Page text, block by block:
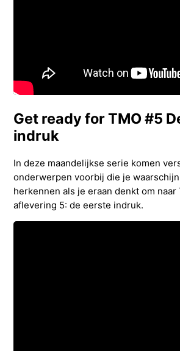
Get ready for TMO #5
indruk
In deze maandelijkse serie komen
onderwerpen voorbij die je
herkennen als je eraan denkt om naar
aflevering 5: de eerste indruk.